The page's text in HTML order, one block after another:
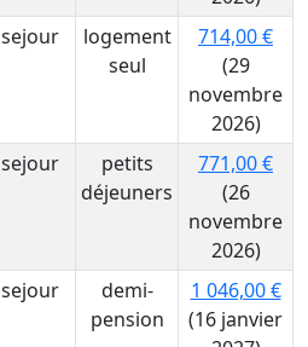
sejour
logement
seul
714,00 €
(29
novembre
2026)
sejour
petits
déjeuners
771,00 €
(26
novembre
2026)
sejour
demi-
pension
1 046,00 €
(16 janvier